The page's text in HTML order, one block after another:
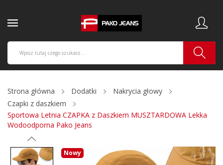
Strona główna Dodatki
Nakrycia głowy
Czapki z daszkiem
Sportowa Letnia CZAPKA z Daszkiem MUSZTARDOWA Lekka
Wodoodporna Pako Jeans
Nowy